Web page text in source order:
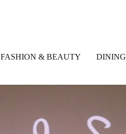
FASHION & BEAUTY DINING